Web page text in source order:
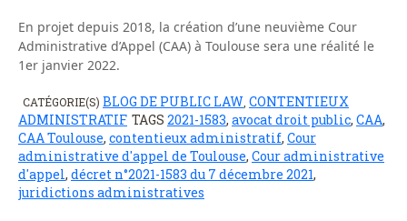
En projet depuis 2018, la création d’une neuvième Cour
Administrative d’Appel (CAA) à Toulouse sera une réalité le
1er janvier 2022.
CATÉGORIE(S) BLOG DE PUBLIC LAW CONTENTIEUX
ADMINISTRATIF TAGS 2021-1583, avocat droit public, CAA,
CAA Toulouse, contentieux administratif, Cour
administrative d'appel de Toulouse, Cour administrative
d'appel, décret n°2021-1583 du 7 décembre 2021,
juridictions administratives